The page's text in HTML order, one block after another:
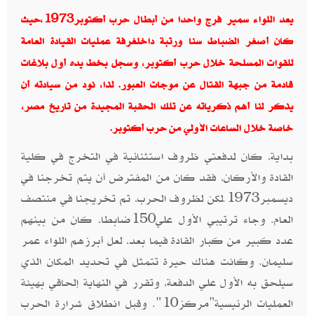
يعد اللواء سمير فرج واحدا من أبطال حرب أكتوبر1973،حيث
كان أصغر الضباط سنا ورتبة داخلغرفة عمليات القيادة العامة
للقوات المسلحة خلال حرب أكتوبر، وسجل بخط يده أول بلاغات
قادمة من جبهة القتال عن موجات العبور. لذا، نود من سيادته أن
يذكر لنا أهم ذكرياته عن تلك الحقبة المجيدة من تاريخ مصر،
خاصة خلال الساعات الأولي من حرب أكتوبر.
بداية، كان لدفعتي ظروف استثنائية في التخرج في كلية
القادة والأركان، فقد كان من المفترض أن يتم تخرجنا في
ديسمبر1973.لكن لظروف الحرب، تم تخريجنا في منتصف
العام. وجاء ترتيبي الأول علي150ضابطا، كان من بينهم
عدد كبير من كبار القادة فيما بعد، لعل أبرزهم اللواء عمر
سليمان. وكانت هناك حيرة تتمثل في تحديد المكان الذي
سيلحق به الأول علي الدفعة، وتقرر في النهاية إلحاقي بهيئة
العمليات الرئيسية"مركز10". وقبل انطلاق شرارة الحرب